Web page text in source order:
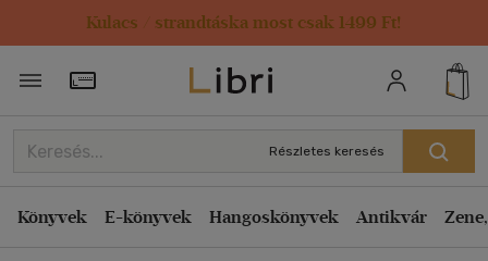
Kulacs / strandtáska most csak 1499 Ft!
Törzsvásárlói Kártya adatai
Részletes keresés
Könyvek E-könyvek Hangoskönyvek Antikvár